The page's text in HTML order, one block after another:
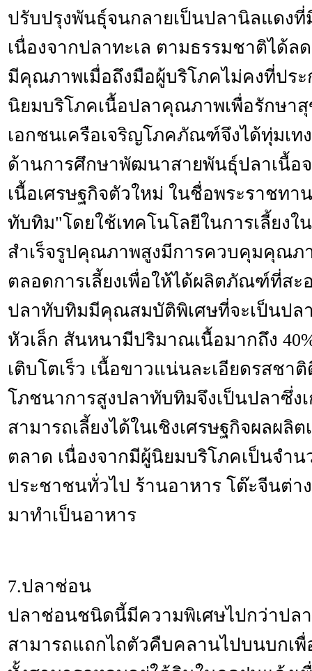
ปรับปรุงพันธุ์จนกลายเป็นปลานิลแดง
เนื่องจากปลาทะเล ตามธรรมชาติได้
มีคุณภาพเมื่อถึงมือผู้บริโภคไม่คงที่ปร
นิยมบริโภคเนื้อปลาคุณภาพเพื่อรักษา
เอกชนเครือเจริญโภคภัณฑ์จึงได้ทุ่มเท
ด้านการศึกษาพัฒนาสายพันธุ์ปลาเนื้อ
เนื้อเศรษฐกิจตัวใหม่ ในชื่อพระราชทา
ทับทิม"โดยใช้เทคโนโลยีในการเลี้ยงใ
สำเร็จรูปคุณภาพสูงมีการควบคุมคุณภ
ตลอดการเลี้ยงเพื่อให้ได้ผลิตภัณฑ์ที่ส
ปลาทับทิมมีคุณสมบัติพิเศษที่จะเป็นปล
หัวเล็ก สันหนามีปริมาณเนื้อมากถึง
เติบโตเร็ว เนื้อขาวแน่นละเอียดรสชา
โภชนาการสูงปลาทับทิมจึงเป็นปลาซึ่ง
สามารถเลี้ยงได้ในเชิงเศรษฐกิจผลผลิ
ตลาด เนื่องจากมีผู้นิยมบริโภคเป็นจำน
ประชาชนทั่วไป ร้านอาหาร โต๊ะจีนต่
มาทำเป็นอาหาร
7.ปลาช่อน
ปลาช่อนชนิดนี้มีความพิเศษไปกว่าปล
สามารถแถกไถตัวคืบคลานไปบนบกเ